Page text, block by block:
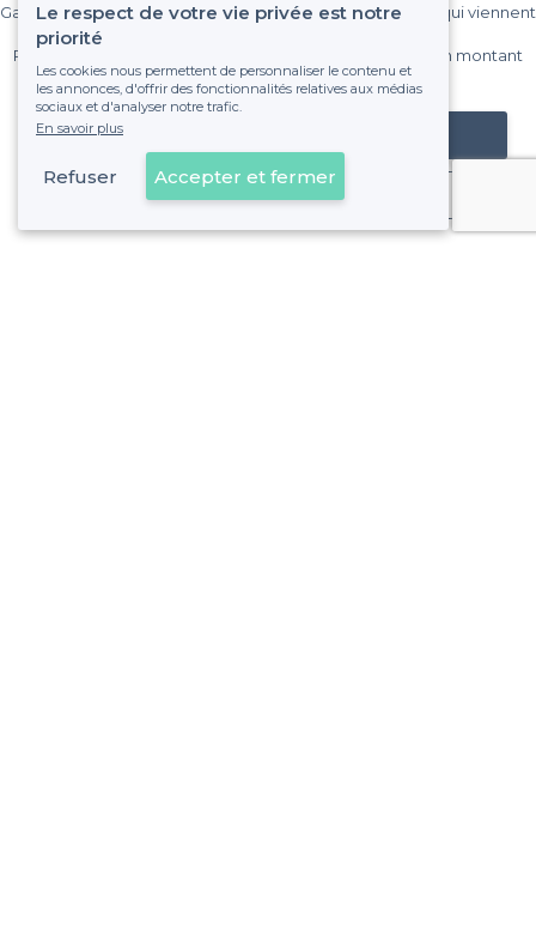
Gagnez de nombreux clients parmi le million de visiteurs qui viennent
Pas de commissions et sans engagement, vous payez un montant
fixe sans risque de voir déraper la facture.
Référencer mon établissement
Déjà client
Le respect de votre vie privée est notre
priorité
Les cookies nous permettent de personnaliser le contenu et
les annonces, d'offrir des fonctionnalités relatives aux médias
sociaux et d'analyser notre trafic.
En savoir plus
Refuser Accepter et fermer